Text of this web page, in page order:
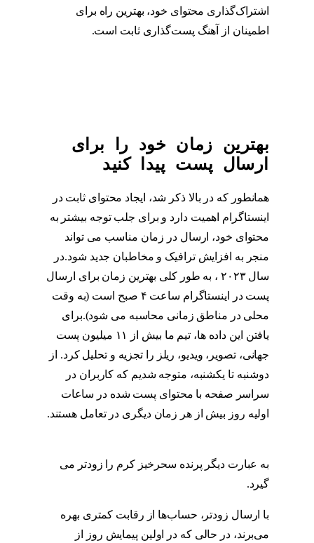
اشتراک‌گذاری محتوای خود، بهترین راه برای
اطمینان از آهنگ پست‌گذاری ثابت است.
بهترین زمان خود را برای
ارسال پست پیدا کنید
همانطور که در بالا ذکر شد، ایجاد محتوای ثابت در
اینستاگرام اهمیت دارد و برای جلب توجه بیشتر به
محتوای خود، ارسال در زمان مناسب می تواند
منجر به افزایش ترافیک و مخاطبان جدید شود.در
سال ۲۰۲۳ ، به طور کلی بهترین زمان برای ارسال
پست در اینستاگرام ساعت ۴ صبح است (به وقت
محلی در مناطق زمانی محاسبه می شود).برای
یافتن این داده ها، تیم ما بیش از ۱۱ میلیون پست
جهانی، تصویر، ویدیو، ریلز را تجزیه و تحلیل کرد. از
دوشنبه تا یکشنبه، متوجه شدیم که کاربران در
سراسر صفحه با محتوای پست شده در ساعات
اولیه روز بیش از هر زمان دیگری در تعامل هستند.
به عبارت دیگر پرنده سحرخیز کرم را زودتر می
گیرد.
با ارسال زودتر، حساب‌ها از رقابت کمتری بهره
می‌برند، در حالی که در اولین پیمایش روز از